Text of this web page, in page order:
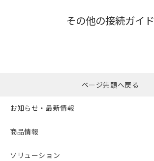
その他の接続ガイド
ページ先頭へ戻る
お知らせ・最新情報
商品情報
ソリューション